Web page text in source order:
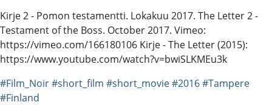
Kirje 2 - Pomon testamentti. Lokakuu 2017. The Letter 2 -
Testament of the Boss. October 2017. Vimeo:
https://vimeo.com/166180106 Kirje - The Letter (2015):
https://www.youtube.com/watch?v=bwiSLKMEu3k
#Film_Noir#short_film #short_movie#2016#Tampere
#Finland